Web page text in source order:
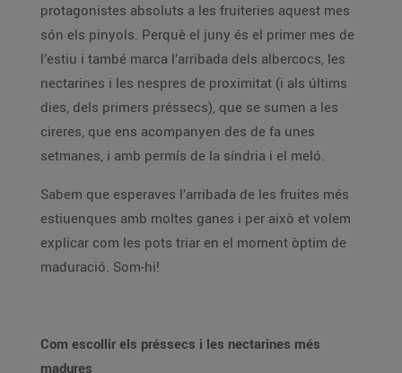
protagonistes absoluts a les fruiteries aquest mes
són els pinyols. Perquè el juny és el primer mes de
l’estiu i també marca l’arribada dels albercocs, les
nectarines i les nespres de proximitat (i als últims
dies, dels primers préssecs), que se sumen a les
cireres, que ens acompanyen des de fa unes
setmanes, i amb permís de la síndria i el meló.
Sabem que esperaves l’arribada de les fruites més
estiuenques amb moltes ganes i per això et volem
explicar com les pots triar en el moment òptim de
maduració. Som-hi!
Com escollir els préssecs i les nectarines més
madures